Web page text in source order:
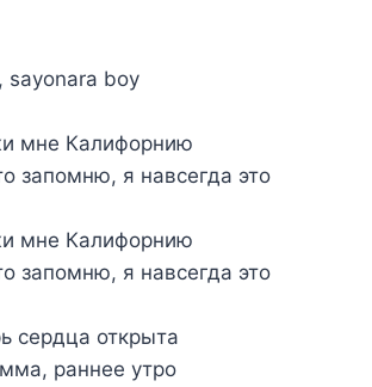
sayonara boy
мне Калифорнию
запомню, я навсегда это
мне Калифорнию
запомню, я навсегда это
сердца открыта
раннее утро